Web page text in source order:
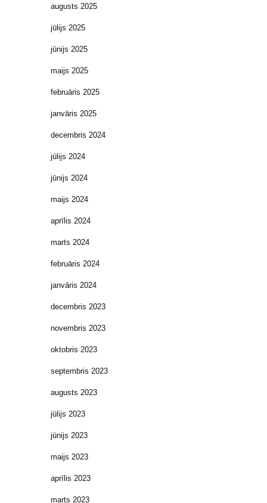
augusts 2025
jūlijs 2025
jūnijs 2025
maijs 2025
februāris 2025
janvāris 2025
decembris 2024
jūlijs 2024
jūnijs 2024
maijs 2024
aprīlis 2024
marts 2024
februāris 2024
janvāris 2024
decembris 2023
novembris 2023
oktobris 2023
septembris 2023
augusts 2023
jūlijs 2023
jūnijs 2023
maijs 2023
aprīlis 2023
marts 2023